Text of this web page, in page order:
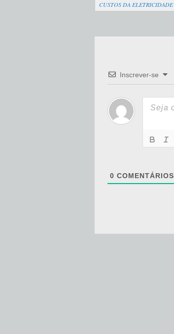
CUSTOS DA ELETRICIDADE
Inscrever-se
0 COMENTÁRIOS